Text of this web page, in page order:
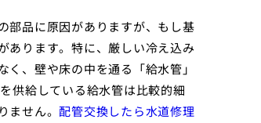
部品に原因がありますが、もし基
あります。特に、厳しい冷え込み
、壁や床の中を通る「給水管」
供給している給水管は比較的細
ません。配管交換したら水道修理